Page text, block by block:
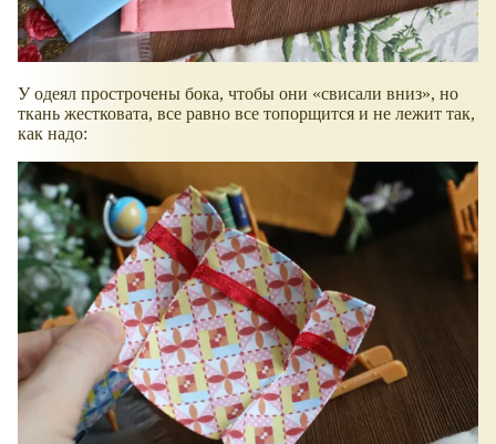
У одеял прострочены бока, чтобы они свисали вниз , но
ткань жестковата, все равно все топорщится и не лежит так,
как надо: